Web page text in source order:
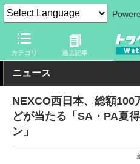
カテゴリ 過去記事
トラベル Watch 企業・政府・官
ニュース
NEXCO西日本、総額100
どが当たる「SA・PA夏
ン」